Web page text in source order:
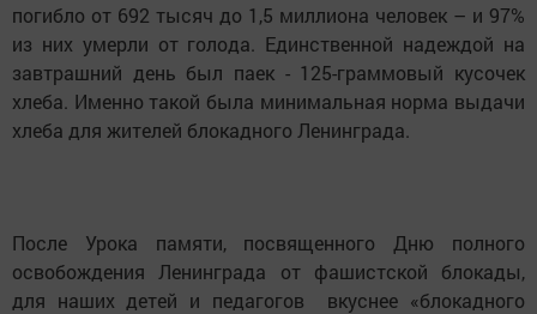
погибло от 692 тысяч до 1,5 миллиона человек – и 97%
из них умерли от голода. Единственной надеждой на
завтрашний день был паек - 125-граммовый кусочек
хлеба. Именно такой была минимальная норма выдачи
хлеба для жителей блокадного Ленинграда.
После Урока памяти, посвященного Дню полного
освобождения Ленинграда от фашистской блокады,
для наших детей и педагогов ​ вкуснее «блокадного